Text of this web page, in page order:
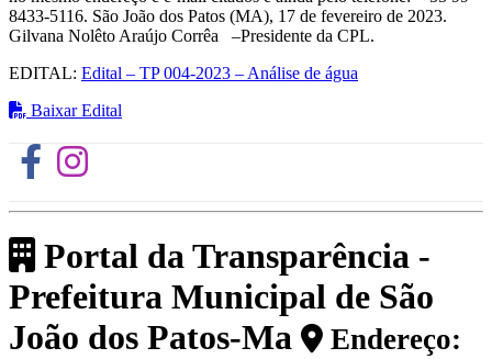
8433-5116. São João dos Patos (MA), 17 de fevereiro de 2023.
Gilvana Nolêto Araújo Corrêa –Presidente da CPL.
EDITAL: Edital – TP 004-2023 – Análise de água
Baixar Edital
Portal da Transparência -
Prefeitura Municipal de São
João dos Patos-Ma
Endereço: